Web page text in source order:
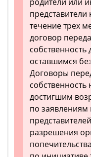
течение трех
договор
оставшимся
Договоры
достигшим
по заявлениям
разрешения